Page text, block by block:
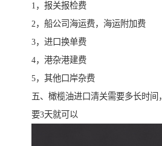
1，报关报检费
2，船公司海运费，海运附加费
3，进口换单费
4，港杂港建费
5，其他口岸杂费
五、橄榄油进口清关需要多长时间
要3天就可以